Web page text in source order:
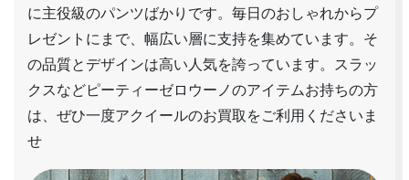
に主役級のパンツばかりです。毎日のおしゃれからプ
レゼントにまで、幅広い層に支持を集めています。そ
の品質とデザインは高い人気を誇っています。スラッ
クスなどピーティーゼロウーノのアイテムお持ちの方
は、ぜひ一度アクイールのお買取をご利用くださいま
せ